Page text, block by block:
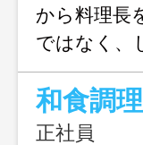
から料理長
ではなく、
実務経験が
るお客様に
みませんか？
和食調
正社員